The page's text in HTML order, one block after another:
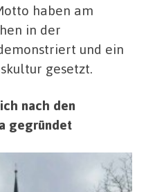
haben am
in der
und ein
gesetzt.
nach den
gegründet